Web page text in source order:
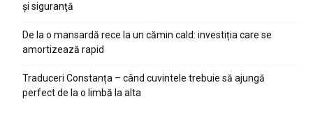
şi siguranţă
De la o mansardă rece la un cămin cald: investiția care se
amortizează rapid
Traduceri Constanța – când cuvintele trebuie să ajungă
perfect de la o limbă la alta